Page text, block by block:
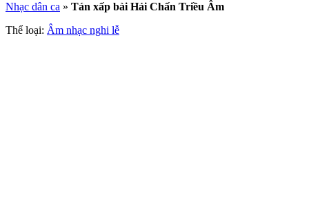
Nhạc dân ca » Tán xấp bài Hải Chấn Triều Âm
Thể loại: Âm nhạc nghi lễ